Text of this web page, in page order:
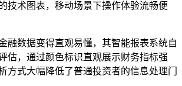
技术图表，移动场景下操作体验流畅便
融数据变得直观易懂，其智能报表系统自
估，通过颜色标识直观展示财务指标强
方式大幅降低了普通投资者的信息处理门